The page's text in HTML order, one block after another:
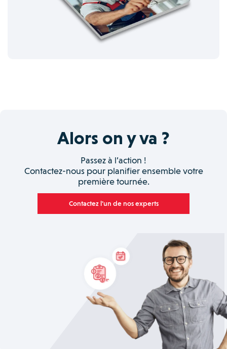
Alors on y va ?
Passez à l’action !
Contactez-nous pour planifier ensemble votre
première tournée.
Contactez l’un de nos experts